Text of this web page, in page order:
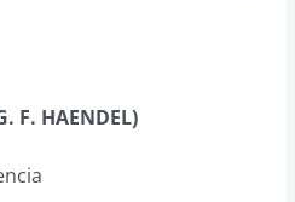
F. HAENDEL)